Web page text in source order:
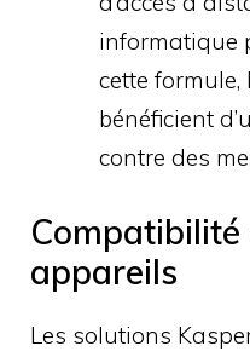
informatique
cette
bénéficient
contre des
appareils
Les solutions